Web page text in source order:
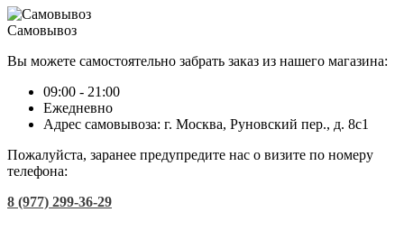
Самовывоз
Вы можете самостоятельно забрать заказ из нашего магазина:
09:00 - 21:00
Ежедневно
Адрес самовывоза: г. Москва, Руновский пер., д. 8с1
Пожалуйста, заранее предупредите нас о визите по номеру
телефона:
8 (977) 299-36-29